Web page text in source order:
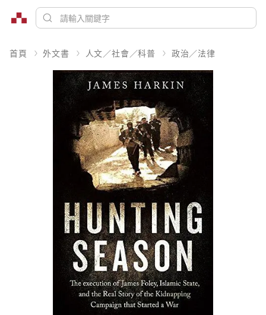
首頁 外文書 人文／社會／科普 政治／法律